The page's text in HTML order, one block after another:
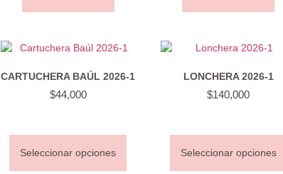
CARTUCHERA BAÚL 2026-1
$44,000
Seleccionar opciones
LONCHERA 2026-1
$140,000
Seleccionar opciones